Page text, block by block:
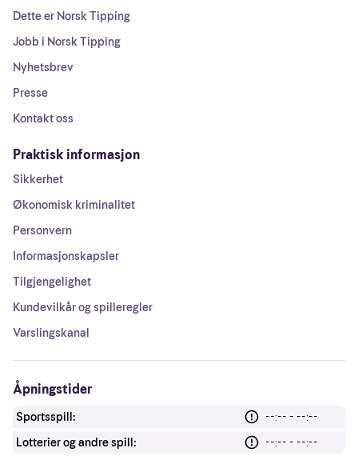
Dette er Norsk Tipping
Jobb i Norsk Tipping
Nyhetsbrev
Presse
Kontakt oss
Praktisk informasjon
Sikkerhet
Økonomisk kriminalitet
Personvern
Informasjonskapsler
Tilgjengelighet
Kundevilkår og spilleregler
Varslingskanal
Åpningstider
Sportsspill:
--:-- - --:--
Lotterier og andre spill:
--:-- - --:--